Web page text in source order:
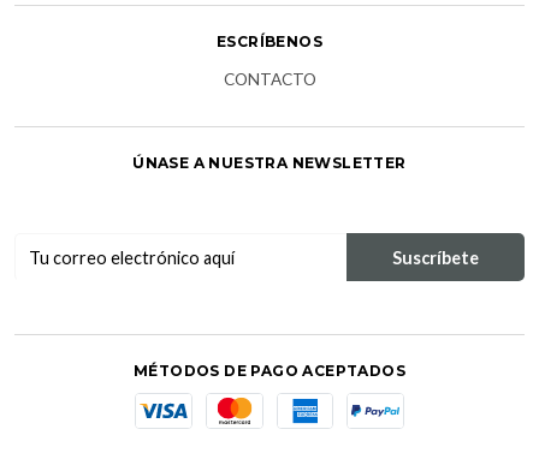
ESCRÍBENOS
CONTACTO
ÚNASE A NUESTRA NEWSLETTER
MÉTODOS DE PAGO ACEPTADOS